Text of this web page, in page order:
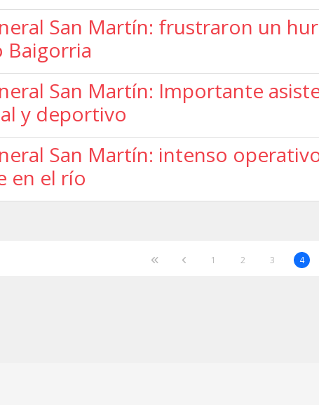
San Martín: frustraron un
Baigorria
San Martín: Importante
y deportivo
San Martín: intenso
en el río
1 2 3 4